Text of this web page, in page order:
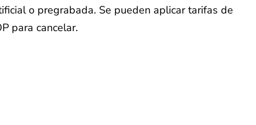
o pregrabada. Se pueden aplicar tarifas de
para cancelar.